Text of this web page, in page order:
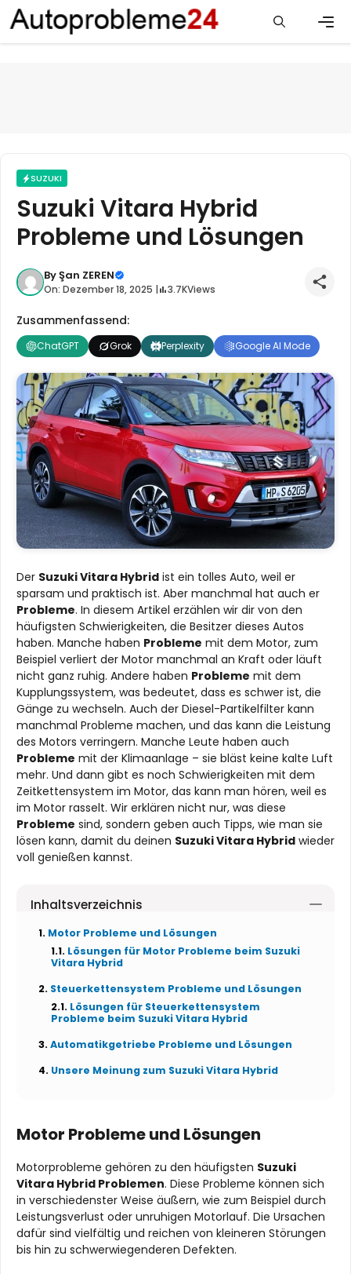
Zum
Inhalt
springen
SUZUKI
Suzuki Vitara Hybrid
Probleme und Lösungen
ByŞan ZEREN
On: Dezember 18, 2025 | 3.7KViews
Zusammenfassend:
ChatGPT Grok Perplexity Google AI Mode
Der Suzuki Vitara Hybrid ist ein tolles Auto, weil er
sparsam und praktisch ist. Aber manchmal hat auch er
Probleme. In diesem Artikel erzählen wir dir von den
häufigsten Schwierigkeiten, die Besitzer dieses Autos
haben. Manche haben Probleme mit dem Motor, zum
Beispiel verliert der Motor manchmal an Kraft oder läuft
nicht ganz ruhig. Andere haben Probleme mit dem
Kupplungssystem, was bedeutet, dass es schwer ist, die
Gänge zu wechseln. Auch der Diesel-Partikelfilter kann
manchmal Probleme machen, und das kann die Leistung
des Motors verringern. Manche Leute haben auch
Probleme mit der Klimaanlage – sie bläst keine kalte Luft
mehr. Und dann gibt es noch Schwierigkeiten mit dem
Zeitkettensystem im Motor, das kann man hören, weil es
im Motor rasselt. Wir erklären nicht nur, was diese
Probleme sind, sondern geben auch Tipps, wie man sie
lösen kann, damit du deinen Suzuki Vitara Hybrid wieder
voll genießen kannst.
Inhaltsverzeichnis
Motor Probleme und Lösungen
Lösungen für Motor Probleme beim Suzuki
Vitara Hybrid
Steuerkettensystem Probleme und Lösungen
Lösungen für Steuerkettensystem
Probleme beim Suzuki Vitara Hybrid
Automatikgetriebe Probleme und Lösungen
Unsere Meinung zum Suzuki Vitara Hybrid
Motor Probleme und Lösungen
Motorprobleme gehören zu den häufigsten Suzuki
Vitara Hybrid Problemen. Diese Probleme können sich
in verschiedenster Weise äußern, wie zum Beispiel durch
Leistungsverlust oder unruhigen Motorlauf. Die Ursachen
dafür sind vielfältig und reichen von kleineren Störungen
bis hin zu schwerwiegenderen Defekten.